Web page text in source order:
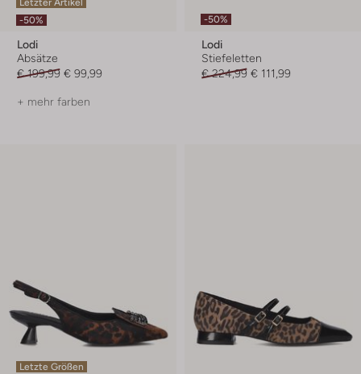
-50%
Lodi
Absätze
€ 199,99 € 99,99
+ mehr farben
-50%
Lodi
Stiefeletten
€ 224,99 € 111,99
Letzte Größen